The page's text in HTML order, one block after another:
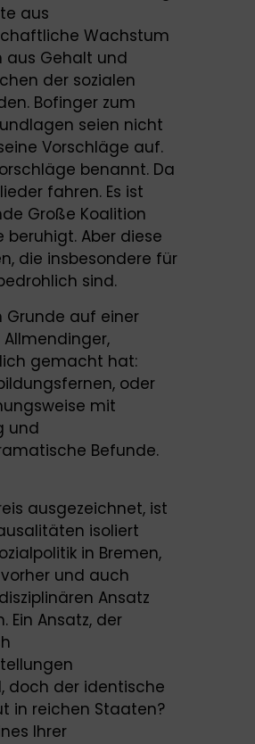
aus
Wachstum
aus Gehalt und
der sozialen
Bofinger zum
seien nicht
Vorschläge auf.
benannt. Da
fahren. Es ist
Große Koalition
beruhigt. Aber diese
die insbesondere für
sind.
Grunde auf einer
gemacht hat:
oder
mit
und
Befunde.
ausgezeichnet, ist
isoliert
in Bremen,
und auch
Ansatz
Ein Ansatz, der
doch der identische
in reichen Staaten?
Ihrer